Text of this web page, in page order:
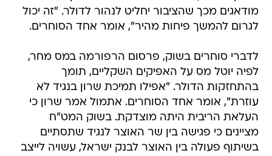
מודאגים מכך שהציבור יחליט לנהור לדולר. "זה יכול
לגרום להמשך פיחות מהיר", אומר אחד הסוחרים.
לדברי סוחרים בשוק, פרסום הרפורמה במס מחר,
לפיה יוטל מס על האפיקים השקליים, תומך
בהתחזקות הדולר. "אפילו תמיכת שרון בנגיד לא
עוזרת", אומר אחד הסוחרים. אתמול אמר שרון כי
העלאת הריבית היתה מוצדקת. בשוק המט"ח
מציינים כי פגישה בין שר האוצר לנגיד שתסתיים
בשיתוף פעולה בין האוצר לבנק ישראל, עשויה לייצב